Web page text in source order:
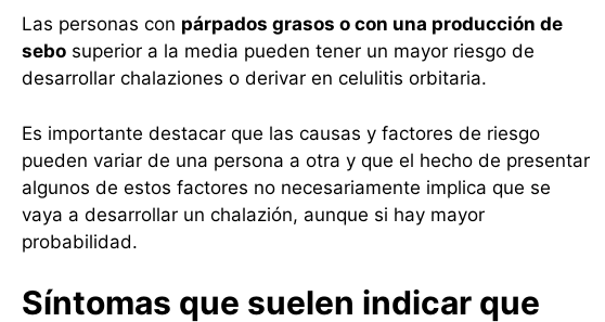
Las personas con párpados grasos o con una producción de
sebo superior a la media pueden tener un mayor riesgo de
desarrollar chalaziones o derivar en celulitis orbitaria.
Es importante destacar que las causas y factores de riesgo
pueden variar de una persona a otra y que el hecho de presentar
algunos de estos factores no necesariamente implica que se
vaya a desarrollar un chalazión, aunque si hay mayor
probabilidad.
Síntomas que suelen indicar que